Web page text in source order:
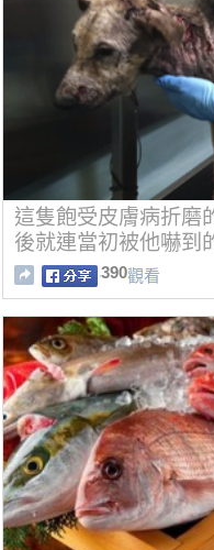
這隻飽受皮膚病折磨
後就連當初被他嚇到
390觀看